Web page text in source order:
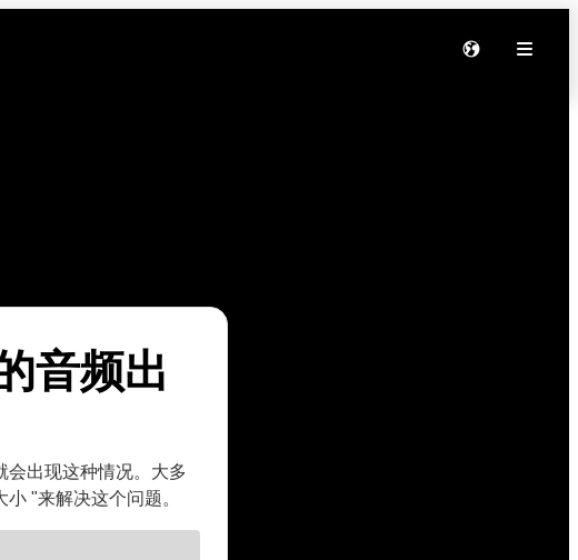
音频出
会出现这种情况。大多
"来解决这个问题。